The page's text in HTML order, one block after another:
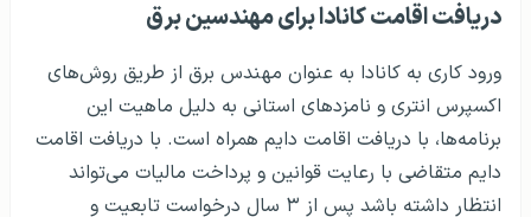
دریافت اقامت کانادا برای مهندسین برق
ورود کاری به کانادا به عنوان مهندس برق از طریق روش‌های
اکسپرس انتری و نامزد‌های استانی به دلیل ماهیت این
برنامه‌ها، با دریافت اقامت دایم همراه است. با دریافت اقامت
دایم متقاضی با رعایت قوانین و پرداخت مالیات می‌تواند
انتظار داشته باشد پس از ۳ سال درخواست تابعیت و